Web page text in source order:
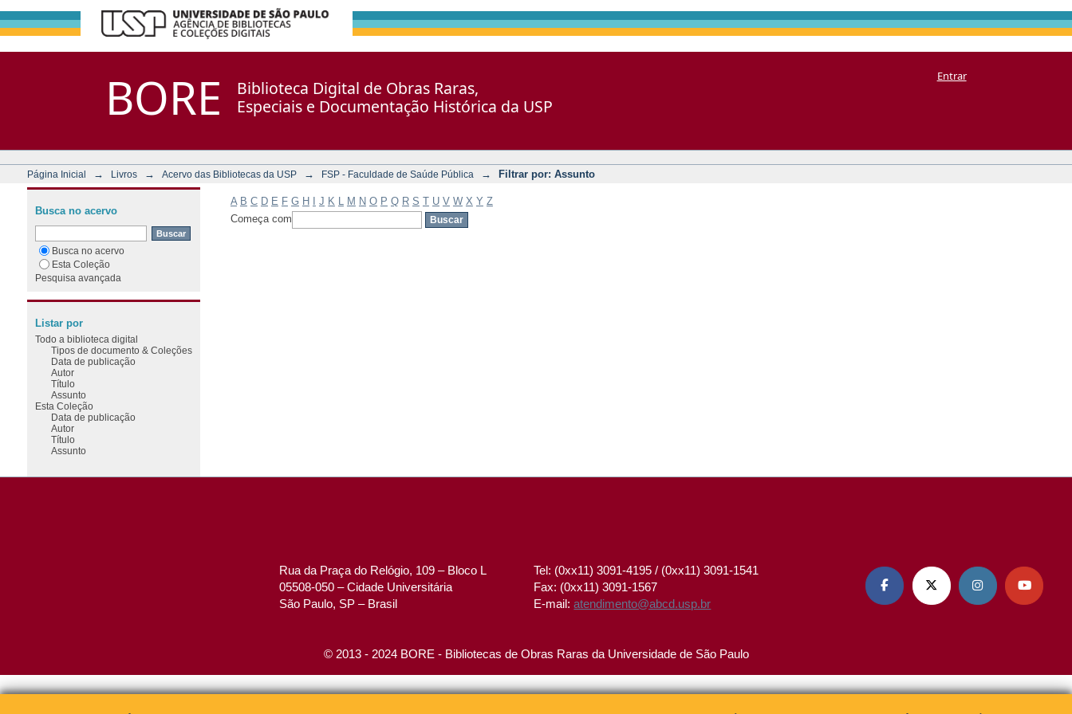
BORE
Biblioteca Digital de Obras Raras,
Especiais e Documentação Histórica da USP
Entrar
Página Inicial → Livros → Acervo das Bibliotecas da USP → FSP - Faculdade de Saúde Pública → Filtrar por: Assunto
A B C D E F G H J K M N O P Q R S T U V W X Y Z
Começa com
Busca no acervo
Busca no acervo
Esta Coleção
Pesquisa avançada
Listar por
Todo a biblioteca digital
Tipos de documento & Coleções
Data de publicação
Autor
Título
Assunto
Esta Coleção
Data de publicação
Autor
Título
Assunto
Rua da Praça do Relógio, 109 – Bloco L
05508-050 – Cidade Universitária
São Paulo, SP – Brasil
Tel: (0xx11) 3091-4195 / (0xx11) 3091-1541
Fax: (0xx11) 3091-1567
E-mail:atendimento@abcd.usp.br
   
© 2013 - 2024 BORE - Bibliotecas de Obras Raras da Universidade de São Paulo